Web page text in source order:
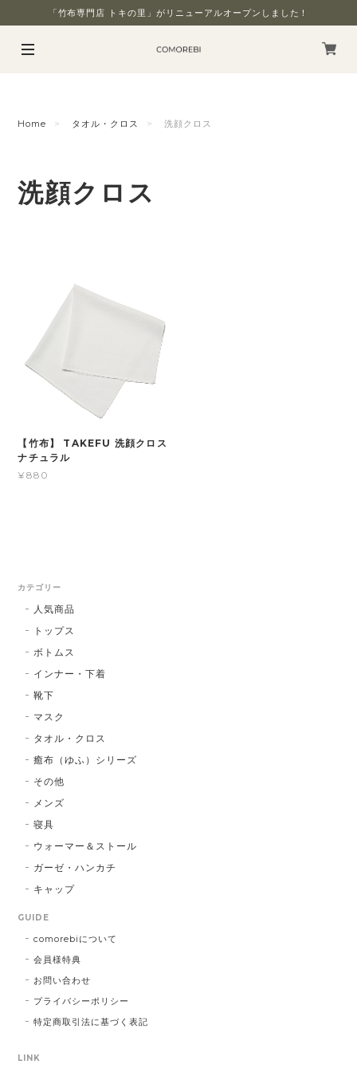
「竹布専門店 トキの里」がリニューアルオープンしました！
Home タオル・クロス 洗顔クロス
洗顔クロス
【竹布】 TAKEFU 洗顔クロス
ナチュラル
¥880
カテゴリー
人気商品
トップス
ボトムス
インナー・下着
靴下
マスク
タオル・クロス
癒布（ゆふ）シリーズ
その他
メンズ
寝具
ウォーマー＆ストール
ガーゼ・ハンカチ
キャップ
GUIDE
comorebiについて
会員様特典
お問い合わせ
プライバシーポリシー
特定商取引法に基づく表記
LINK